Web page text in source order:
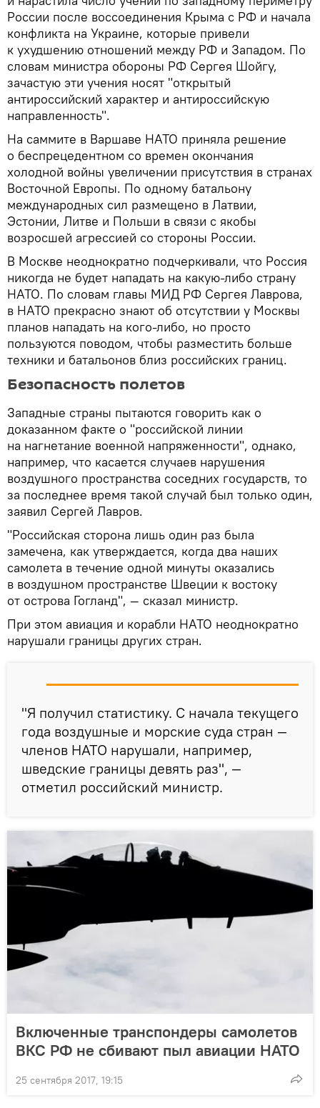
России после воссоединения Крыма с РФ и начала
конфликта на Украине, которые привели
к ухудшению отношений между РФ и Западом. По
словам министра обороны РФ Сергея Шойгу,
зачастую эти учения носят "открытый
антироссийский характер и антироссийскую
направленность".
На саммите в Варшаве НАТО приняла решение
о беспрецедентном со времен окончания
холодной войны увеличении присутствия в странах
Восточной Европы. По одному батальону
международных сил размещено в Латвии,
Эстонии, Литве и Польши в связи с якобы
возросшей агрессией со стороны России.
В Москве неоднократно подчеркивали, что Россия
никогда не будет нападать на какую-либо страну
НАТО. По словам главы МИД РФ Сергея Лаврова,
в НАТО прекрасно знают об отсутствии у Москвы
планов нападать на кого-либо, но просто
пользуются поводом, чтобы разместить больше
техники и батальонов близ российских границ.
Безопасность полетов
Западные страны пытаются говорить как о
доказанном факте о "российской линии
на нагнетание военной напряженности", однако,
например, что касается случаев нарушения
воздушного пространства соседних государств, то
за последнее время такой случай был только один,
заявил Сергей Лавров.
"Российская сторона лишь один раз была
замечена, как утверждается, когда два наших
самолета в течение одной минуты оказались
в воздушном пространстве Швеции к востоку
от острова Гогланд", — сказал министр.
При этом авиация и корабли НАТО неоднократно
нарушали границы других стран.
"Я получил статистику. С начала текущего
года воздушные и морские суда стран —
членов НАТО нарушали, например,
шведские границы девять раз", —
отметил российский министр.
Включенные транспондеры самолетов
ВКС РФ не сбивают пыл авиации НАТО
25 сентября 2017, 19:15